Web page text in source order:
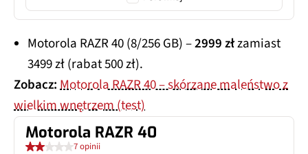
Motorola RAZR 40 (8/256 GB) –2999 złzamiast
3499 zł (rabat 500 zł).
Zobacz:Motorola RAZR 40 – skórzane maleństwo z
wielkim wnętrzem (test)
Motorola RAZR 40
7 opinii